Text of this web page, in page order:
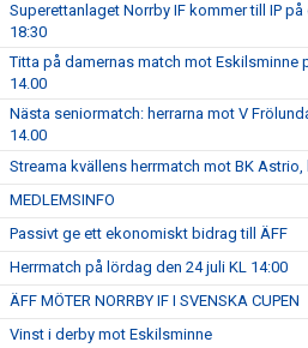
Superettanlaget Norrby IF kommer till IP
18:30
Titta på damernas match mot Eskilsminne
14.00
Nästa seniormatch: herrarna mot V
14.00
Streama kvällens herrmatch mot BK Astrio,
MEDLEMSINFO
Passivt ge ett ekonomiskt bidrag till ÄFF
Herrmatch på lördag den 24 juli KL 14:00
ÄFF MÖTER NORRBY IF I SVENSKA CUPEN
Vinst i derby mot Eskilsminne